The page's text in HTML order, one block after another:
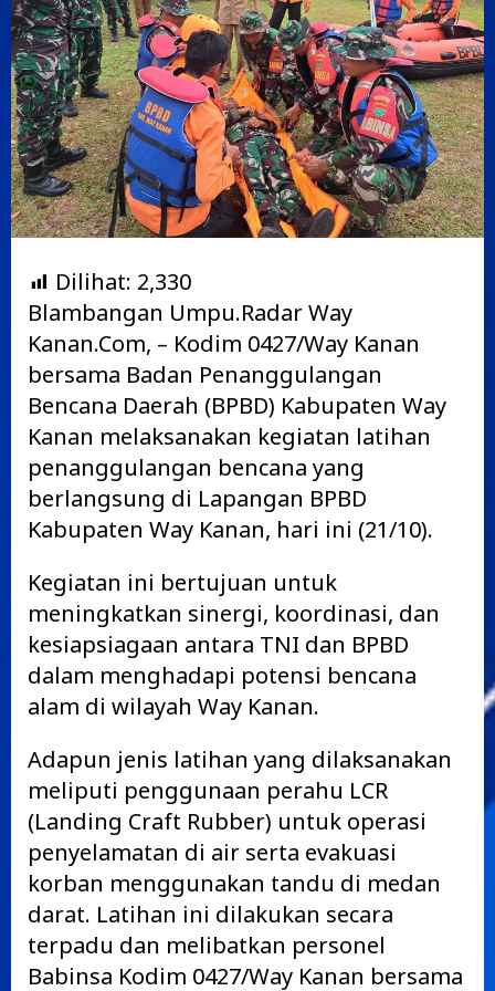
Dilihat: 2,330
Blambangan Umpu.Radar Way
Kanan.Com, – Kodim 0427/Way Kanan
bersama Badan Penanggulangan
Bencana Daerah (BPBD) Kabupaten Way
Kanan melaksanakan kegiatan latihan
penanggulangan bencana yang
berlangsung di Lapangan BPBD
Kabupaten Way Kanan, hari ini (21/10).
Kegiatan ini bertujuan untuk
meningkatkan sinergi, koordinasi, dan
kesiapsiagaan antara TNI dan BPBD
dalam menghadapi potensi bencana
alam di wilayah Way Kanan.
Adapun jenis latihan yang dilaksanakan
meliputi penggunaan perahu LCR
(Landing Craft Rubber) untuk operasi
penyelamatan di air serta evakuasi
korban menggunakan tandu di medan
darat. Latihan ini dilakukan secara
terpadu dan melibatkan personel
Babinsa Kodim 0427/Way Kanan bersama